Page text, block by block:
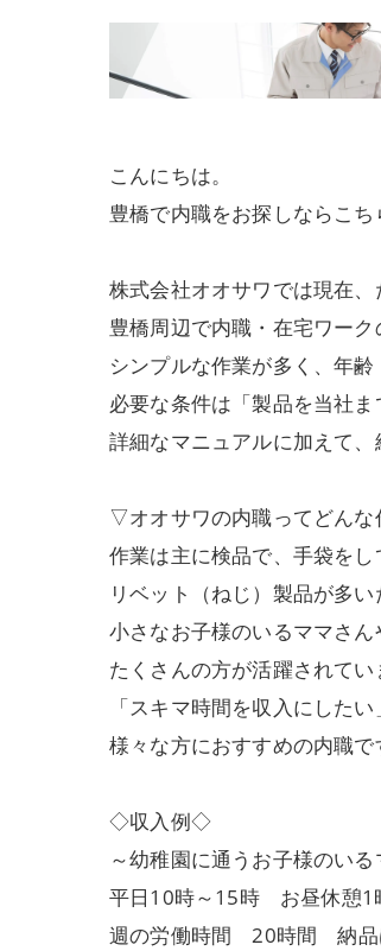
こんにちは。
豊橋で内職をお探しならこち
株式会社オオサワでは現在、
豊橋周辺で内職・在宅ワー
シンプルな作業が多く、年
必要な条件は「製品を当社
詳細なマニュアルに加えて、
▽オオサワの内職ってどん
作業は主に検品で、手袋をし
リベット（ねじ）製品が多
小さなお子様のいるママさ
たくさんの方が活躍されてい
「スキマ時間を収入にした
様々な方におすすめの内職で
◇収入例◇
～幼稚園に通うお子様のいる
平日10時～15時 お昼休憩1
週の労働時間 20時間 納品